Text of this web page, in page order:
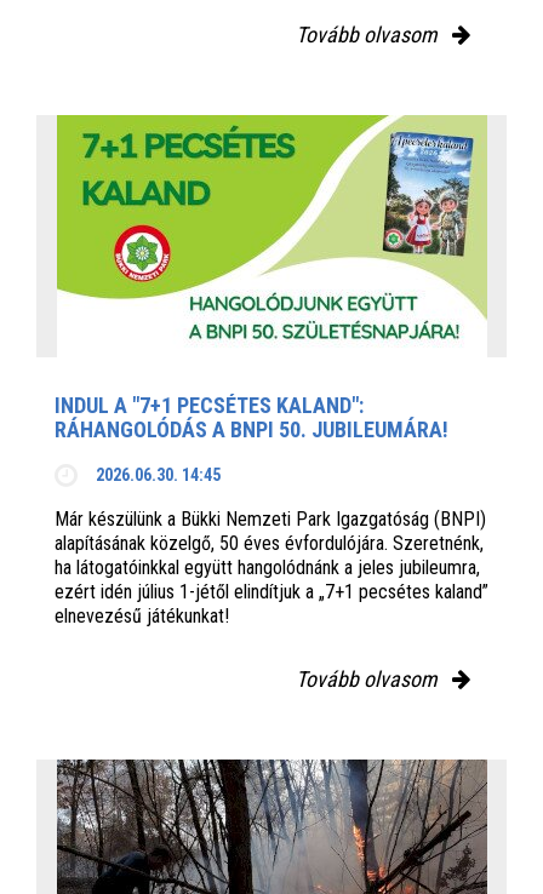
Tovább olvasom
INDUL A "7+1 PECSÉTES KALAND":
RÁHANGOLÓDÁS A BNPI 50. JUBILEUMÁRA!
2026.06.30. 14:45
Már készülünk a Bükki Nemzeti Park Igazgatóság (BNPI)
alapításának közelgő, 50 éves évfordulójára. Szeretnénk,
ha látogatóinkkal együtt hangolódnánk a jeles jubileumra,
ezért idén július 1-jétől elindítjuk a „7+1 pecsétes kaland”
elnevezésű játékunkat!
Tovább olvasom